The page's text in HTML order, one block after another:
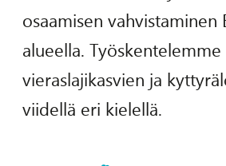
osaamisen vahvistaminen
alueella.
vieraslajikasvien ja
viidellä eri kielellä.